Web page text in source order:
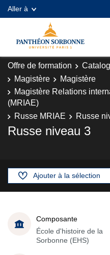
Aller à
Offre de formation
Magistère
Magistère
Magistère Relations
(MRIAE)
Russe MRIAE
Russe
Russe niveau 3
Ajouter à la sélection
Composante
École d'histoire de la
Sorbonne (EHS)